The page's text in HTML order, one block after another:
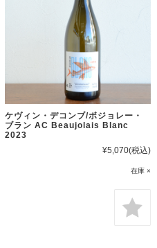
ケヴィン・デコンブ/ボジョレー・
ブラン AC Beaujolais Blanc
2023
¥5,070(税込)
在庫 ×